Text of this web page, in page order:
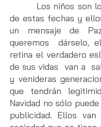
Los niños son los
de estas fechas y
un mensaje de
queremos dárselo,
retina el verdadero
de sus vidas van a
y venideras
que tendrán
Navidad no sólo
publicidad. Ellos